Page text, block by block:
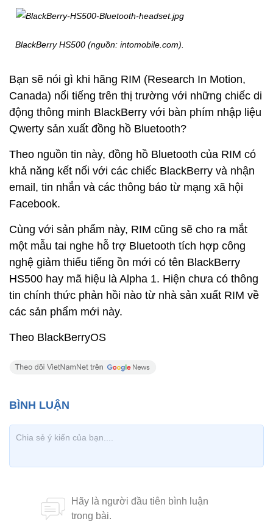
BlackBerry HS500 (nguồn: intomobile.com).
Bạn sẽ nói gì khi hãng RIM (Research In Motion,
Canada) nổi tiếng trên thị trường với những chiếc di
động thông minh BlackBerry với bàn phím nhập liệu
Qwerty sản xuất đồng hồ Bluetooth?
Theo nguồn tin này, đồng hồ Bluetooth của RIM có
khả năng kết nối với các chiếc BlackBerry và nhận
email, tin nhắn và các thông báo từ mạng xã hội
Facebook.
Cùng với sản phẩm này, RIM cũng sẽ cho ra mắt
một mẫu tai nghe hỗ trợ Bluetooth tích hợp công
nghệ giảm thiểu tiếng ồn mới có tên BlackBerry
HS500 hay mã hiệu là Alpha 1. Hiện chưa có thông
tin chính thức phản hồi nào từ nhà sản xuất RIM về
các sản phẩm mới này.
Theo BlackBerryOS